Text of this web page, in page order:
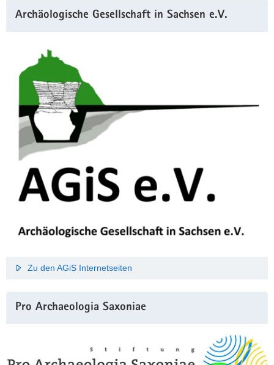
Archäologische Gesellschaft in Sachsen e.V.
Zu den AGiS Internetseiten
Pro Archaeologia Saxoniae